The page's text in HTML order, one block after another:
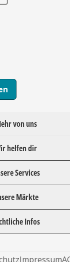
von uns
helfen dir
Services
Märkte
Infos
Impressum